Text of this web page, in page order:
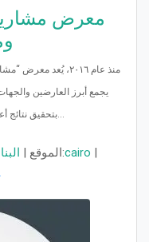
منذ عام ٢٠١٦، يُعد
يجمع أبرز العارضين
بتحقيق نتائج أعمال ملموسة، حيث يُعيد ٨٠٪ من...
| الموقع:cairo |